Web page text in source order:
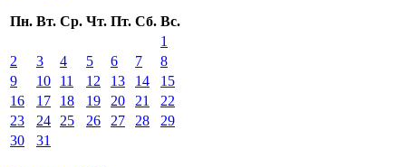
Пн. Вт. Ср. Чт. Пт. Сб. Вс.
1
2
3 4 5 6 7
8
9
10 11 12 13 14
15
16
17 18 19 20 21
22
23
24 25 26 27 28
29
30
31